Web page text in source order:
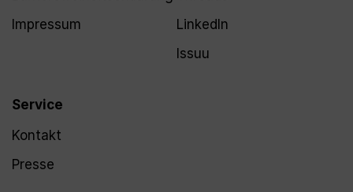
Impressum
Service
Kontakt
Presse
LinkedIn
Issuu